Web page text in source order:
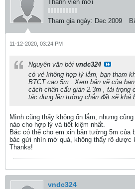
Thành viên mới
Tham gia ngày: Dec 2009
11-12-2020, 03:24 PM
Nguyên văn bởi vndc324
có vẻ không hợp lý lắm, bạn tham
BTCT cao 5m . Xem bản vẽ của
cách chân cẩu giàn 2.3m , tải trọng
tác dụng lên tường chắn đất sẽ khá
Mình cũng thấy không ổn lắm, nhưng
nào cho hợp lý và tiết kiệm nhất.
Bác có thể cho em xin bản tường 5m của
bác gửi nhìn mờ quá, không thấy rõ được
Thanks!
vndc324